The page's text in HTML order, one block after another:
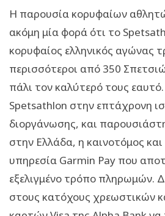
Η παρουσία κορυφαίων
ακόμη μία φορά ότι το
κορυφαίος ελληνικός αγώνας
περισσότεροι από 350
πάλι τον καλύτερό τους
Spetsathlon στην επτάχρονη
διοργάνωσης, και
στην Ελλάδα, η καινοτόμος
υπηρεσία Garmin Pay που
εξελιγμένο τρόπο πληρωμών.
στους κατόχους χρεωστικών